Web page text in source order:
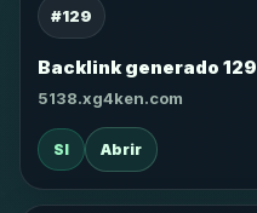
#129
Backlink generado 129
5138.xg4ken.com
SI Abrir